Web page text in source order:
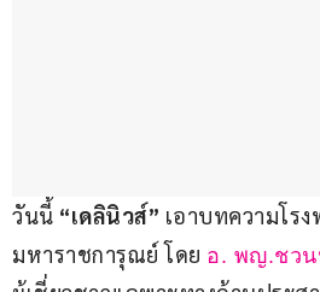
วันนี้ “เดลินิวส์” เอาบทความโร
มหาราชการุณย์ โดย อ. พญ.ชว